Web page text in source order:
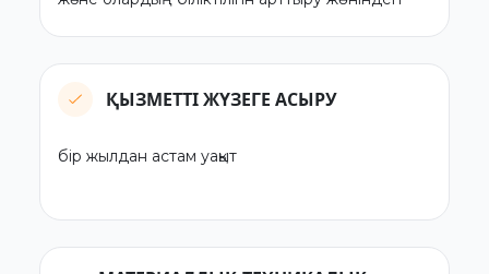
ҚЫЗМЕТТІ ЖҮЗЕГЕ АСЫРУ
бір жылдан астам уақыт